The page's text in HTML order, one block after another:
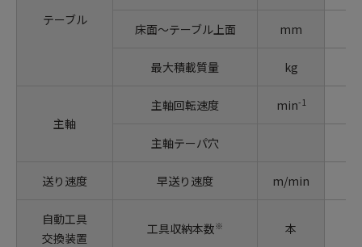
テーブル
床面～テーブル上面 mm
最大積載質量 kg
主軸
主軸回転速度 min-1
主軸テーパ穴
送り速度 早送り速度 m/min
自動工具
交換装置
工具収納本数※ 本